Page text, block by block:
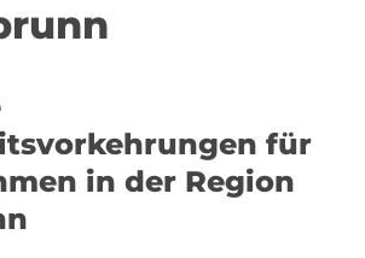
für
in der Region